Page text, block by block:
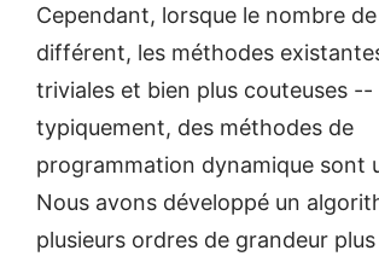
Cependant, lorsque le nombre
différent, les méthodes
triviales et bien plus couteuses --
typiquement, des méthodes de
programmation dynamique sont
Nous avons développé un
plusieurs ordres de grandeur